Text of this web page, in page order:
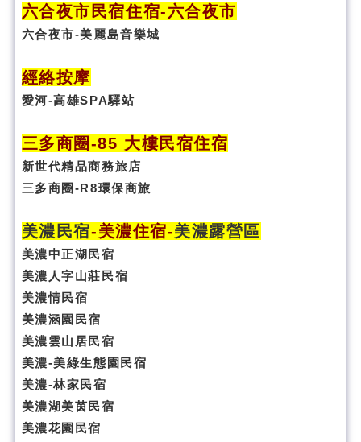
六合夜市民宿住宿-六合夜市
六合夜市-美麗島音樂城
經絡按摩
愛河-高雄SPA驛站
三多商圈 -85 大樓民宿住宿
新世代精品商務旅店
三多商圈-R8環保商旅
美濃民宿-美濃住宿-美濃露營區
美濃中正湖民宿
美濃人字山莊民宿
美濃情民宿
美濃涵園民宿
美濃雲山居民宿
美濃-美綠生態園民宿
美濃-林家民宿
美濃湖美茵民宿
美濃花園民宿